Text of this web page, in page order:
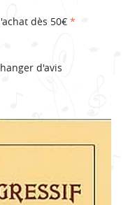
dès 50€ *
d'avis